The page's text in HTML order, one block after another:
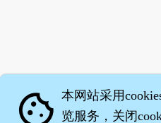
cookie 本网站采用
览服务，关闭